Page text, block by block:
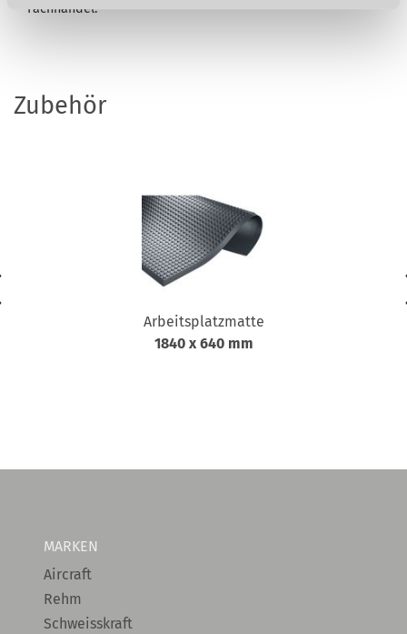
Fachhandel.
Zubehör
Arbeitsplatzmatte
1840 x 640 mm
MARKEN
Aircraft
Rehm
Schweisskraft